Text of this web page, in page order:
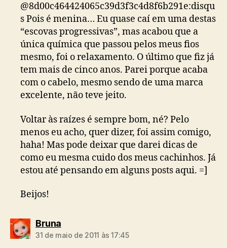
@8d00c464424065c39d3f3c4d8f6b291e:disqu
s Pois é menina… Eu quase caí em uma destas
“escovas progressivas”, mas acabou que a
única química que passou pelos meus fios
mesmo, foi o relaxamento. O último que fiz já
tem mais de cinco anos. Parei porque acaba
com o cabelo, mesmo sendo de uma marca
excelente, não teve jeito.
Voltar às raízes é sempre bom, né? Pelo
menos eu acho, quer dizer, foi assim comigo,
haha! Mas pode deixar que darei dicas de
como eu mesma cuido dos meus cachinhos. Já
estou até pensando em alguns posts aqui. =]
Beijos!
Brunadiz:
31 de maio de 2011 às 17:45